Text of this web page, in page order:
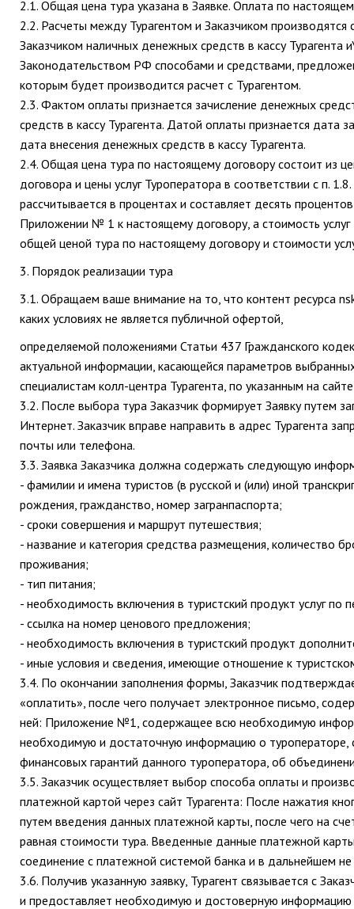
2.1. Общая цена тура указана в Заявке. Оплата по
2.2. Расчеты между Турагентом и Заказчиком
Заказчиком наличных денежных средств в кассу
Законодательством РФ способами и средствами,
которым будет производится расчет с Турагентом.
2.3. Фактом оплаты признается зачисление денежных
средств в кассу Турагента. Датой оплаты признается дата
дата внесения денежных средств в кассу Турагента.
2.4. Общая цена тура по настоящему договору состоит из
договора и цены услуг Туроператора в соответствии с п.
рассчитывается в процентах и составляет десять
Приложении № 1 к настоящему договору, а стоимость
общей ценой тура по настоящему договору и стоимости
3. Порядок реализации тура
3.1. Обращаем ваше внимание на то, что контент ресурса
каких условиях не является публичной офертой,
определяемой положениями Статьи 437 Гражданского
актуальной информации, касающейся параметров
специалистам колл-центра Турагента, по указанным на
3.2. После выбора тура Заказчик формирует Заявку путем
Интернет. Заказчик вправе направить в адрес Турагента
почты или телефона.
3.3. Заявка Заказчика должна содержать следующую
- фамилии и имена туристов (в русской и (или) иной
рождения, гражданство, номер загранпаспорта;
- сроки совершения и маршрут путешествия;
- название и категория средства размещения, количество
проживания;
- тип питания;
- необходимость включения в туристский продукт услуг по
- ссылка на номер ценового предложения;
- необходимость включения в туристский продукт
- иные условия и сведения, имеющие отношение к
3.4. По окончании заполнения формы, Заказчик
«оплатить», после чего получает электронное письмо,
ней: Приложение №1, содержащее всю необходимую
необходимую и достаточную информацию о туроператоре,
финансовых гарантий данного туроператора, об
3.5. Заказчик осуществляет выбор способа оплаты и
платежной картой через сайт Турагента: После нажатия
путем введения данных платежной карты, после чего на
равная стоимости тура. Введенные данные платежной
соединение с платежной системой банка и в дальнейшем не
3.6. Получив указанную заявку, Турагент связывается с
и предоставляет необходимую и достоверную информацию